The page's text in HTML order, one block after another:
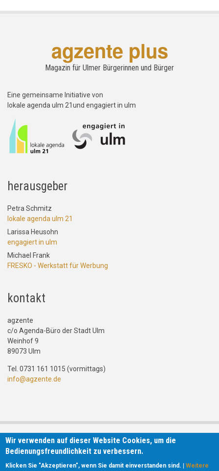
agzente plus
Magazin für Ulmer Bürgerinnen und Bürger
Eine gemeinsame Initiative von
lokale agenda ulm 21und engagiert in ulm
herausgeber
Petra Schmitz
lokale agenda ulm 21
Larissa Heusohn
engagiert in ulm
Michael Frank
FRESKO - Werkstatt für Werbung
kontakt
agzente
c/o Agenda-Büro der Stadt Ulm
Weinhof 9
89073 Ulm
Tel. 0731 161 1015 (vormittags)
info@agzente.de
Wir verwenden auf dieser Website Cookies, um die
Bedienungsfreundlichkeit zu verbessern.
Klicken Sie "Akzeptieren", wenn Sie damit einverstanden sind. |Weitere